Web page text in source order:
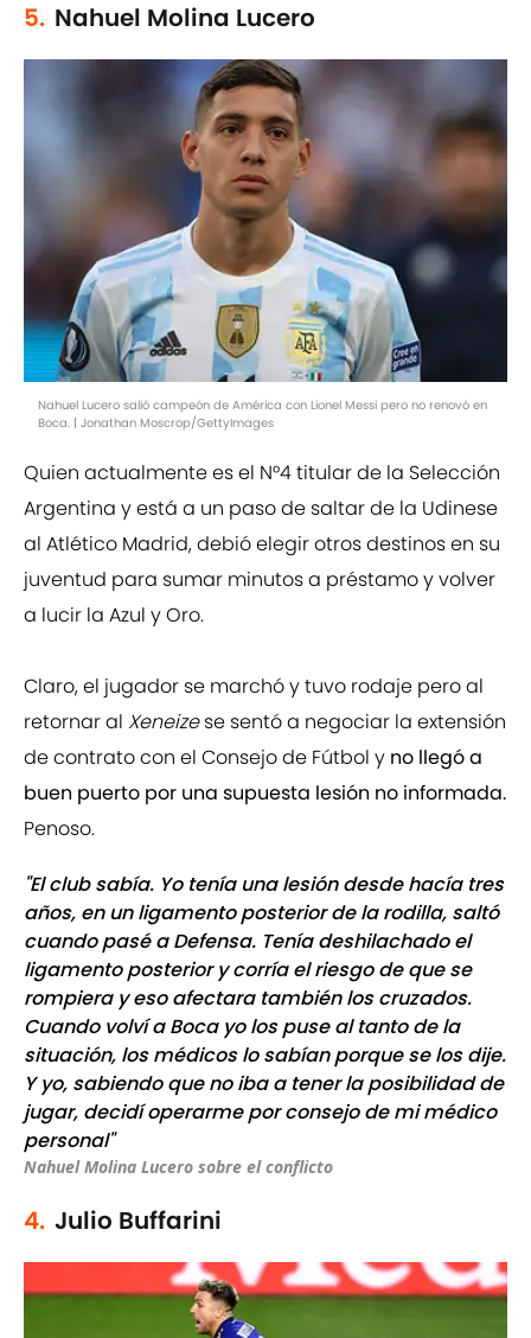
5. Nahuel Molina Lucero
Nahuel Lucero salió campeón de América con Lionel Messi pero no renovó en
Boca. | Jonathan Moscrop/GettyImages
Quien actualmente es el N°4 titular de la Selección
Argentina y está a un paso de saltar de la Udinese
al Atlético Madrid, debió elegir otros destinos en su
juventud para sumar minutos a préstamo y volver
a lucir la Azul y Oro.
Claro, el jugador se marchó y tuvo rodaje pero al
retornar al Xeneizese sentó a negociar la extensión
de contrato con el Consejo de Fútbol y no llegó a
buen puerto por una supuesta lesión no informada.
Penoso.
"El club sabía. Yo tenía una lesión desde hacía tres
años, en un ligamento posterior de la rodilla, saltó
cuando pasé a Defensa. Tenía deshilachado el
ligamento posterior y corría el riesgo de que se
rompiera y eso afectara también los cruzados.
Cuando volví a Boca yo los puse al tanto de la
situación, los médicos lo sabían porque se los dije.
Y yo, sabiendo que no iba a tener la posibilidad de
jugar, decidí operarme por consejo de mi médico
personal"
Nahuel Molina Lucero sobre el conflicto
4. Julio Buffarini